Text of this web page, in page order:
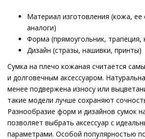
Материал изготовления (кожа, ее
аналоги)
Форма (прямоугольник, трапеция,
Дизайн (стразы, нашивки, принты)
Сумка на плечо кожаная считается
и долговечным аксессуаром.
менее подвержена износу или
такие модели лучше сохраняют
Разнообразие форм и дизайнов сумок
позволяет выбрать аксессуар с
параметрами. Особой популярностью